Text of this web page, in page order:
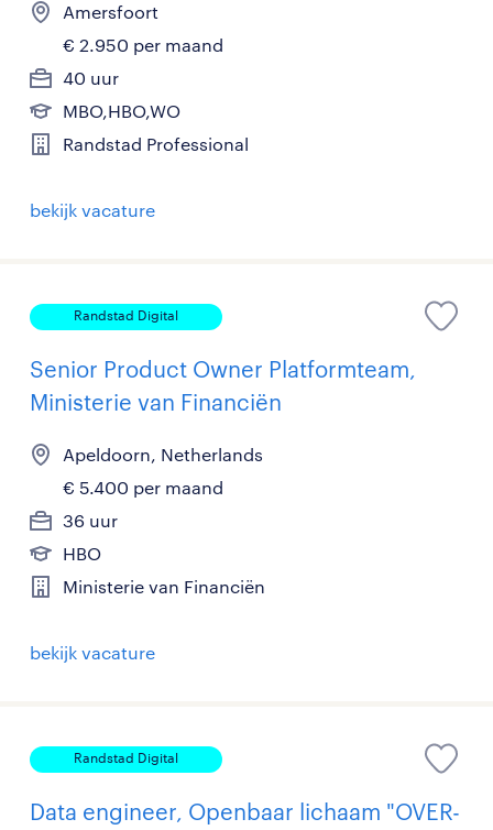
Amersfoort
€ 2.950 per maand
40 uur
MBO,HBO,WO
Randstad Professional
bekijk vacature
Randstad Digital
Senior Product Owner Platformteam,
Ministerie van Financiën
Apeldoorn, Netherlands
€ 5.400 per maand
36 uur
HBO
Ministerie van Financiën
bekijk vacature
Randstad Digital
Data engineer, Openbaar lichaam "OVER-